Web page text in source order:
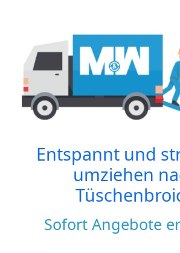
Entspannt und
umziehen
Sofort Angebote